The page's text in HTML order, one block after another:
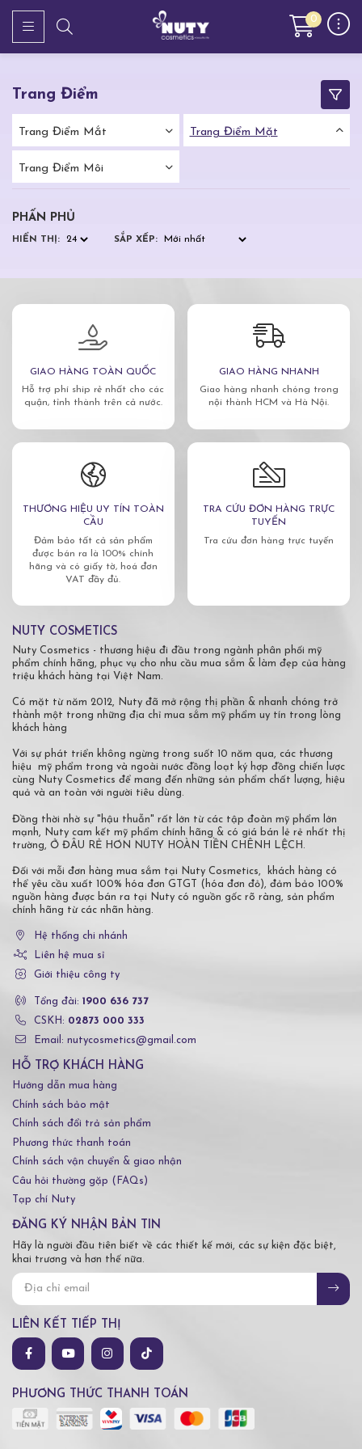
0
Trang Điểm
Trang Điểm Mắt Trang Điểm Mặt
Trang Điểm Môi
PHẤN PHỦ
HIỂN THỊ: SẮP XẾP:
GIAO HÀNG TOÀN QUỐC
Hỗ trợ phí ship rẻ nhất cho các
quận, tỉnh thành trên cả nước.
GIAO HÀNG NHANH
Giao hàng nhanh chóng trong
nội thành HCM và Hà Nội.
THƯƠNG HIỆU UY TÍN TOÀN
CẦU
Đảm bảo tất cả sản phẩm
được bán ra là 100% chính
hãng và có giấy tờ, hoá đơn
VAT đầy đủ.
TRA CỨU ĐƠN HÀNG TRỰC
TUYẾN
Tra cứu đơn hàng trực tuyến
NUTY COSMETICS
Nuty Cosmetics - thương hiệu đi đầu trong ngành phân phối mỹ
phẩm chính hãng, phục vụ cho nhu cầu mua sắm & làm đẹp của hàng
triệu khách hàng tại Việt Nam.
Có mặt từ năm 2012, Nuty đã mở rộng thị phần & nhanh chóng trở
thành một trong những địa chỉ mua sắm mỹ phẩm uy tín trong lòng
khách hàng
Với sự phát triển không ngừng trong suốt 10 năm qua, các thương
hiệu mỹ phẩm trong và ngoài nước đồng loạt ký hợp đồng chiến lược
cùng Nuty Cosmetics để mang đến những sản phẩm chất lượng, hiệu
quả và an toàn với người tiêu dùng.
Đồng thời nhờ sự "hậu thuẫn" rất lớn từ các tập đoàn mỹ phẩm lớn
mạnh, Nuty cam kết mỹ phẩm chính hãng & có giá bán lẻ rẻ nhất thị
trường, Ở ĐÂU RẺ HƠN NUTY HOÀN TIỀN CHÊNH LỆCH.
Đối với mỗi đơn hàng mua sắm tại Nuty Cosmetics, khách hàng có
thể yêu cầu xuất 100% hóa đơn GTGT (hóa đơn đỏ), đảm bảo 100%
nguồn hàng được bán ra tại Nuty có nguồn gốc rõ ràng, sản phẩm
chính hãng từ các nhãn hàng.
Hệ thống chi nhánh
Liên hệ mua sỉ
Giới thiệu công ty
Tổng đài: 1900 636 737
CSKH: 02873 000 333
Email: nutycosmetics@gmail.com
HỖ TRỢ KHÁCH HÀNG
Hướng dẫn mua hàng
Chính sách bảo mật
Chính sách đổi trả sản phẩm
Phương thức thanh toán
Chính sách vận chuyển & giao nhận
Câu hỏi thường gặp (FAQs)
Tạp chí Nuty
ĐĂNG KÝ NHẬN BẢN TIN
Hãy là người đầu tiên biết về các thiết kế mới, các sự kiện đặc biệt,
khai trương và hơn thế nữa.
LIÊN KẾT TIẾP THỊ
PHƯƠNG THỨC THANH TOÁN